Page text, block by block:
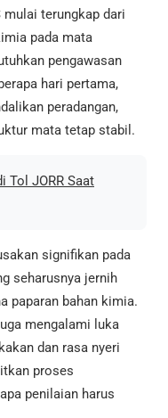
terungkap dari
pada mata
pengawasan
hari pertama,
peradangan,
mata tetap stabil.
Tol JORR Saat
signifikan pada
seharusnya jernih
paparan bahan kimia.
mengalami luka
dan rasa nyeri
proses
penilaian harus